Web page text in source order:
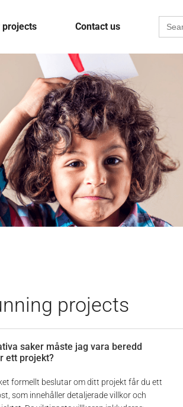
projects Contact us
projects
saker måste jag vara beredd
ett projekt?
formellt beslutar om ditt projekt får du ett
som innehåller detaljerade villkor och